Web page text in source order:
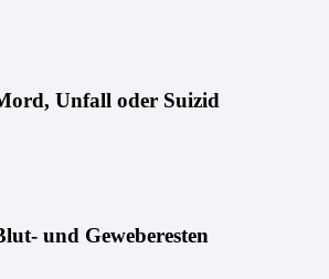
Unfall oder Suizid
und Geweberesten